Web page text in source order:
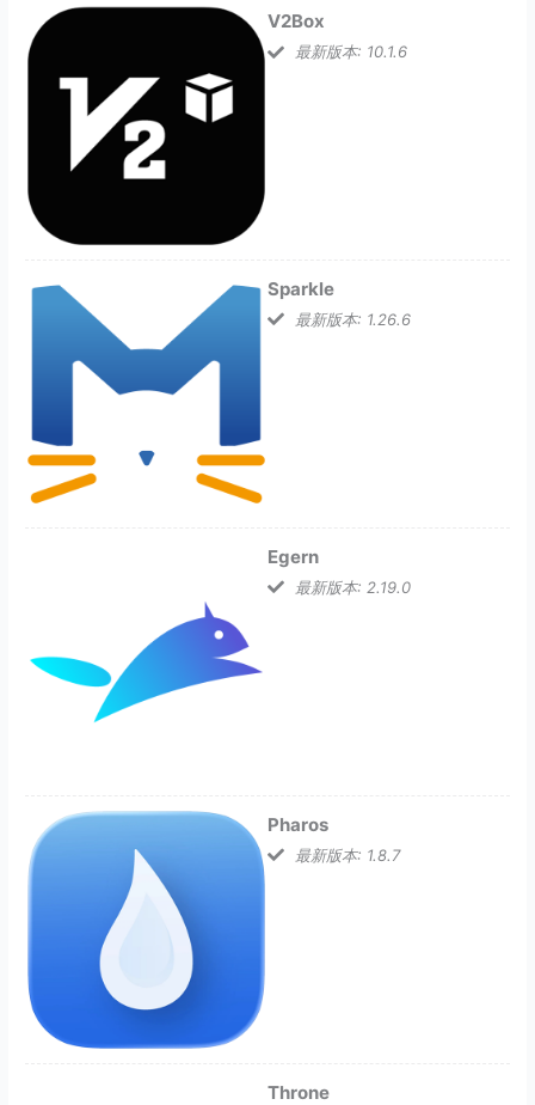
V2Box
最新版本: 10.1.6
Sparkle
最新版本: 1.26.6
Egern
最新版本: 2.19.0
Pharos
最新版本: 1.8.7
Throne